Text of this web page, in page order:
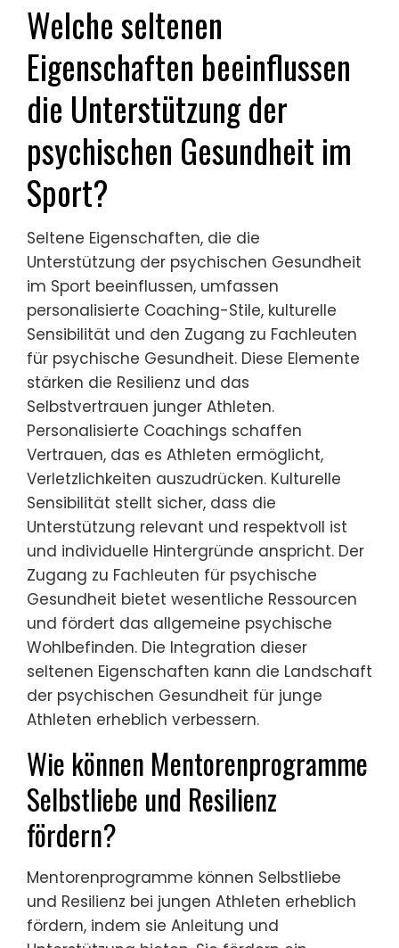
Welche seltenen
Eigenschaften beeinflussen
die Unterstützung der
psychischen Gesundheit im
Sport?
Seltene Eigenschaften, die die
Unterstützung der psychischen Gesundheit
im Sport beeinflussen, umfassen
personalisierte Coaching-Stile, kulturelle
Sensibilität und den Zugang zu Fachleuten
für psychische Gesundheit. Diese Elemente
stärken die Resilienz und das
Selbstvertrauen junger Athleten.
Personalisierte Coachings schaffen
Vertrauen, das es Athleten ermöglicht,
Verletzlichkeiten auszudrücken. Kulturelle
Sensibilität stellt sicher, dass die
Unterstützung relevant und respektvoll ist
und individuelle Hintergründe anspricht. Der
Zugang zu Fachleuten für psychische
Gesundheit bietet wesentliche Ressourcen
und fördert das allgemeine psychische
Wohlbefinden. Die Integration dieser
seltenen Eigenschaften kann die Landschaft
der psychischen Gesundheit für junge
Athleten erheblich verbessern.
Wie können Mentorenprogramme
Selbstliebe und Resilienz
fördern?
Mentorenprogramme können Selbstliebe
und Resilienz bei jungen Athleten erheblich
fördern, indem sie Anleitung und